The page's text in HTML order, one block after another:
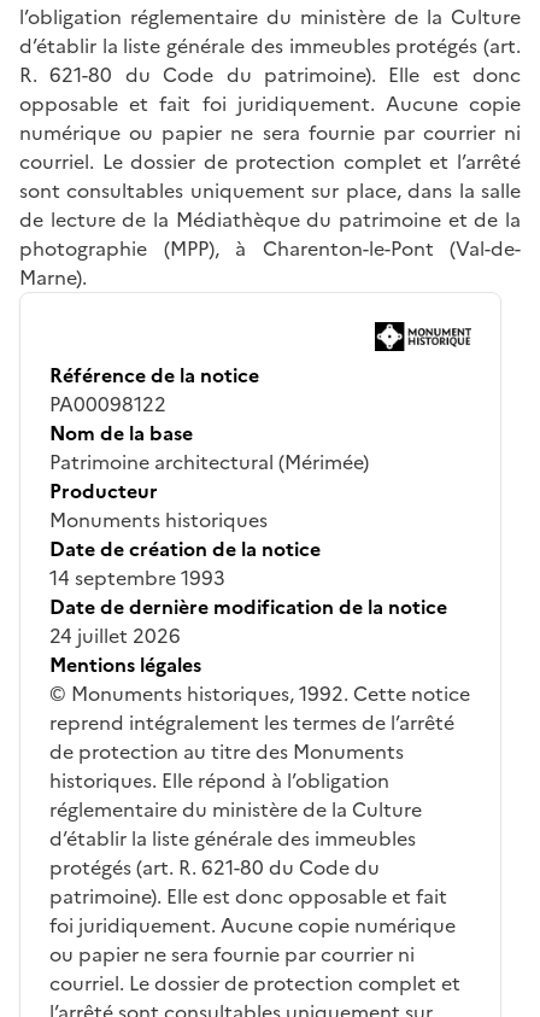
l’obligation réglementaire du ministère de la Culture
d’établir la liste générale des immeubles protégés (art.
R. 621-80 du Code du patrimoine). Elle est donc
opposable et fait foi juridiquement. Aucune copie
numérique ou papier ne sera fournie par courrier ni
courriel. Le dossier de protection complet et l’arrêté
sont consultables uniquement sur place, dans la salle
de lecture de la Médiathèque du patrimoine et de la
photographie (MPP), à Charenton-le-Pont (Val-de-
Marne).
Référence de la notice
PA00098122
Nom de la base
Patrimoine architectural (Mérimée)
Producteur
Monuments historiques
Date de création de la notice
14 septembre 1993
Date de dernière modification de la notice
24 juillet 2026
Mentions légales
© Monuments historiques, 1992. Cette notice
reprend intégralement les termes de l’arrêté
de protection au titre des Monuments
historiques. Elle répond à l’obligation
réglementaire du ministère de la Culture
d’établir la liste générale des immeubles
protégés (art. R. 621-80 du Code du
patrimoine). Elle est donc opposable et fait
foi juridiquement. Aucune copie numérique
ou papier ne sera fournie par courrier ni
courriel. Le dossier de protection complet et